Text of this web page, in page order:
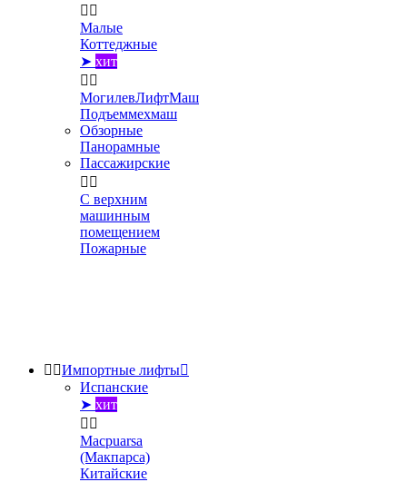
 
Малые
Коттеджные
➤ хит
 
МогилевЛифтМаш
Подъеммехмаш
Обзорные
Панорамные
Пассажирские
 
С верхним
машинным
помещением
Пожарные
 Импортные лифты
Испанские
➤ хит
 
Macpuarsa
(Макпарса)
Китайские